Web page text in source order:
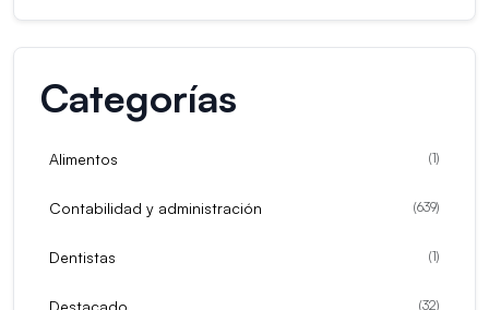
Categorías
Alimentos (1)
Contabilidad y administración (639)
Dentistas (1)
Destacado (32)